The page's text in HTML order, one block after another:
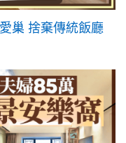
巢 捨棄傳統飯廳